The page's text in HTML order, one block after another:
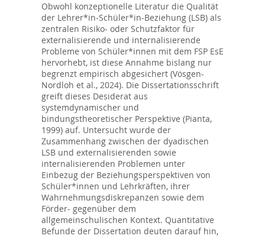
Obwohl konzeptionelle Literatur die Qualität
der Lehrer*in-Schüler*in-Beziehung (LSB) als
zentralen Risiko- oder Schutzfaktor für
externalisierende und internalisierende
Probleme von Schüler*innen mit dem FSP EsE
hervorhebt, ist diese Annahme bislang nur
begrenzt empirisch abgesichert (Vösgen-
Nordloh et al., 2024). Die Dissertationsschrift
greift dieses Desiderat aus
systemdynamischer und
bindungstheoretischer Perspektive (Pianta,
1999) auf. Untersucht wurde der
Zusammenhang zwischen der dyadischen
LSB und externalisierenden sowie
internalisierenden Problemen unter
Einbezug der Beziehungsperspektiven von
Schüler*innen und Lehrkräften, ihrer
Wahrnehmungsdiskrepanzen sowie dem
Förder- gegenüber dem
allgemeinschulischen Kontext. Quantitative
Befunde der Dissertation deuten darauf hin,